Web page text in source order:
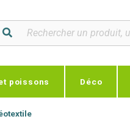
poissons Déco